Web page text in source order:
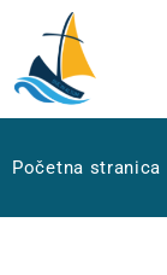
Početna stranica